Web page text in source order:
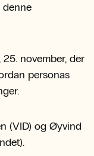
denne
november, der
personas
(VID) og Øyvind